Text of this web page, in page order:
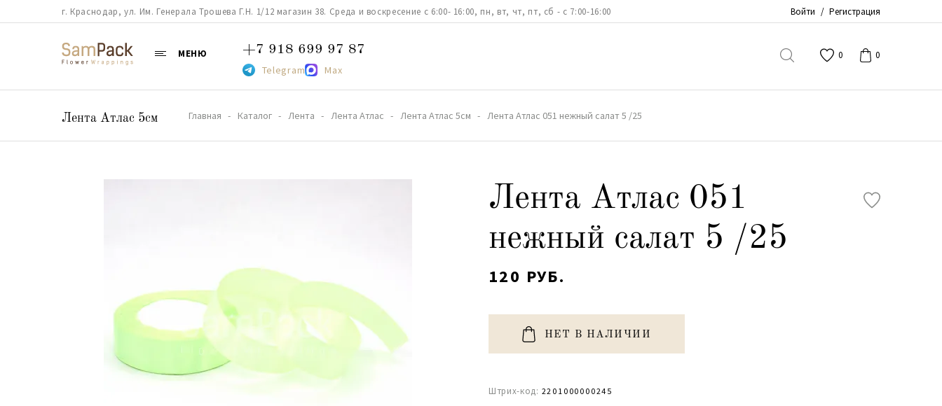
г. Краснодар, ул. Им. Генерала Трошева Г.Н. 1/12 магазин 38. Среда и воскресение с 6:00- 16:00, пн, вт, чт, пт, сб - с 7:00-16:00 Войти / Регистрация
МЕНЮ +7 918 699 97 87
Telegram Max
0 0
Лента Атлас 5см Главная Каталог Лента Лента Атлас Лента Атлас 5см Лента Атлас 051 нежный салат 5 /25
Лента Атлас 051
нежный салат 5 /25
120 РУБ.
НЕТ В НАЛИЧИИ
Штрих-код: 2201000000245